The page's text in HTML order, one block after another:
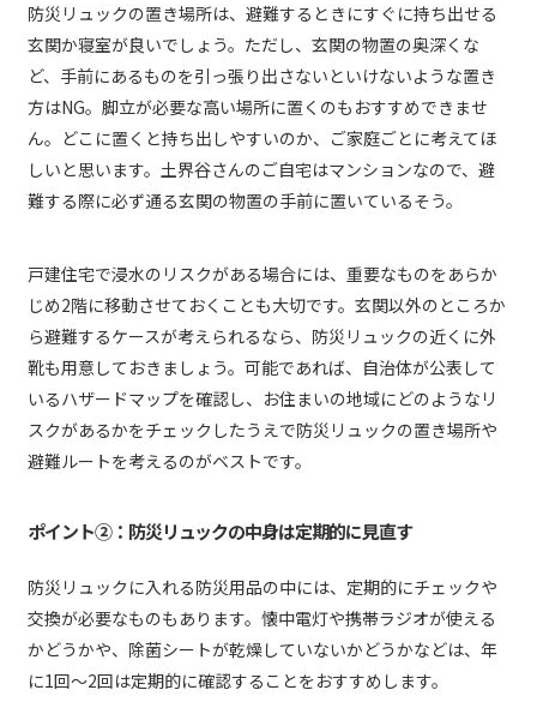
防災リュックの置き場所は、避難するときにすぐに持ち出せる
玄関か寝室が良いでしょう。ただし、玄関の物置の奥深くな
ど、手前にあるものを引っ張り出さないといけないような置き
方はNG。脚立が必要な高い場所に置くのもおすすめできませ
ん。どこに置くと持ち出しやすいのか、ご家庭ごとに考えてほ
しいと思います。土界谷さんのご自宅はマンションなので、避
難する際に必ず通る玄関の物置の手前に置いているそう。
戸建住宅で浸水のリスクがある場合には、重要なものをあらか
じめ2階に移動させておくことも大切です。玄関以外のところか
ら避難するケースが考えられるなら、防災リュックの近くに外
靴も用意しておきましょう。可能であれば、自治体が公表して
いるハザードマップを確認し、お住まいの地域にどのようなリ
スクがあるかをチェックしたうえで防災リュックの置き場所や
避難ルートを考えるのがベストです。
ポイント②：防災リュックの中身は定期的に見直す
防災リュックに入れる防災用品の中には、定期的にチェックや
交換が必要なものもあります。懐中電灯や携帯ラジオが使える
かどうかや、除菌シートが乾燥していないかどうかなどは、年
に1回〜2回は定期的に確認することをおすすめします。